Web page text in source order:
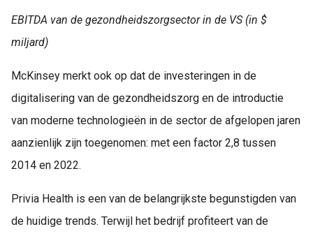
EBITDA van de gezondheidszorgsector in de VS (in $
miljard)
McKinsey merkt ook op dat de investeringen in de
digitalisering van de gezondheidszorg en de introductie
van moderne technologieën in de sector de afgelopen jaren
aanzienlijk zijn toegenomen: met een factor 2,8 tussen
2014 en 2022.
Privia Health is een van de belangrijkste begunstigden van
de huidige trends. Terwijl het bedrijf profiteert van de